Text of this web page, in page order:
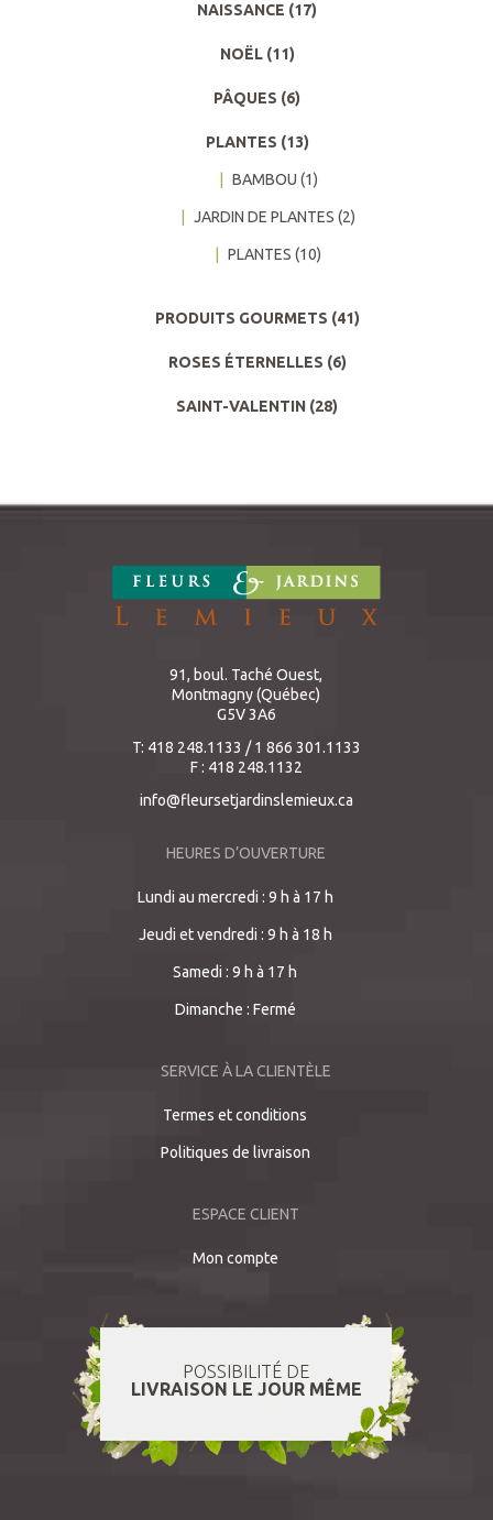
NAISSANCE (17)
NOËL (11)
PÂQUES (6)
PLANTES (13)
BAMBOU (1)
JARDIN DE PLANTES (2)
PLANTES (10)
PRODUITS GOURMETS (41)
ROSES ÉTERNELLES (6)
SAINT-VALENTIN (28)
91, boul. Taché Ouest,
Montmagny (Québec)
G5V 3A6
T: 418 248.1133 / 1 866 301.1133
F : 418 248.1132
info@fleursetjardinslemieux.ca
HEURES D’OUVERTURE
Lundi au mercredi : 9 h à 17 h
Jeudi et vendredi : 9 h à 18 h
Samedi : 9 h à 17 h
Dimanche : Fermé
SERVICE À LA CLIENTÈLE
Termes et conditions
Politiques de livraison
ESPACE CLIENT
Mon compte
POSSIBILITÉ DE
LIVRAISON LE JOUR MÊME